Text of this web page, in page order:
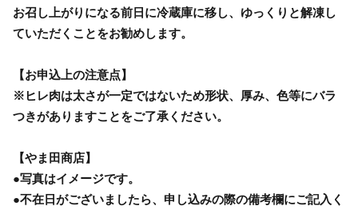
お召し上がりになる前日に冷蔵庫に移し、ゆっくりと解凍し
ていただくことをお勧めします。
【お申込上の注意点】
※ヒレ肉は太さが一定ではないため形状、厚み、色等にバラ
つきがありますことをご了承ください。
【やま田商店】
●写真はイメージです。
●不在日がございましたら、申し込みの際の備考欄にご記入く